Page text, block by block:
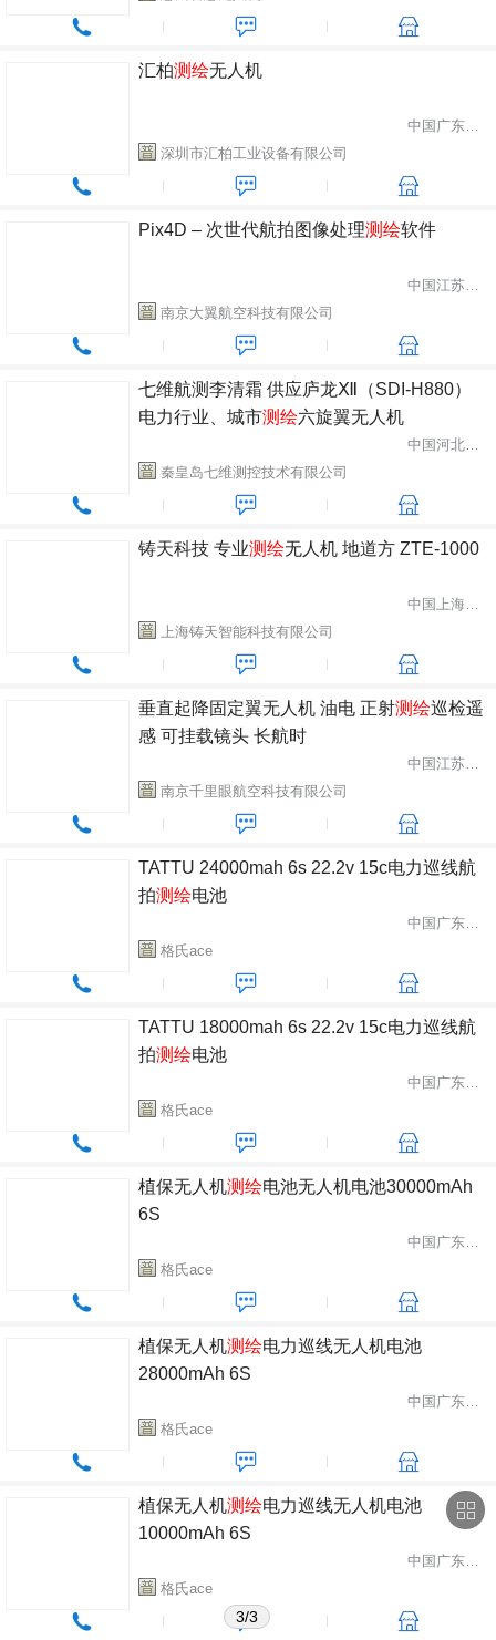
汇柏测绘无人机
中国广东省深圳市
深圳市汇柏工业设备有限公司
Pix4D – 次世代航拍图像处理测绘软件
中国江苏省南京市
南京大翼航空科技有限公司
七维航测李清霜 供应庐龙Ⅻ（SDI-H880）
电力行业、城市测绘六旋翼无人机
中国河北省秦皇岛市
秦皇岛七维测控技术有限公司
铸天科技 专业测绘无人机 地道方 ZTE-1000
中国上海市徐汇区
上海铸天智能科技有限公司
垂直起降固定翼无人机 油电 正射测绘巡检遥
感 可挂载镜头 长航时
中国江苏省南京市
南京千里眼航空科技有限公司
TATTU 24000mah 6s 22.2v 15c电力巡线航
拍测绘电池
中国广东省深圳市
格氏ace
TATTU 18000mah 6s 22.2v 15c电力巡线航
拍测绘电池
中国广东省深圳市
格氏ace
植保无人机测绘电池无人机电池30000mAh
6S
中国广东省深圳市
格氏ace
植保无人机测绘电力巡线无人机电池
28000mAh 6S
中国广东省深圳市
格氏ace
植保无人机测绘电力巡线无人机电池
10000mAh 6S
中国广东省深圳市
格氏ace
3/3